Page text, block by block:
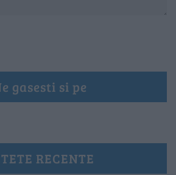
gasesti si pe
RECENTE